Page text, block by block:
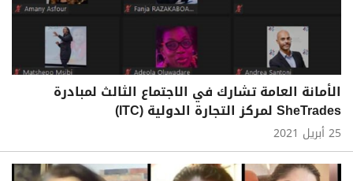
الأمانة العامة تشارك في الاجتماع الثالث لمبادرة
SheTrades لمركز التجارة الدولية (ITC)
25 أبريل 2021